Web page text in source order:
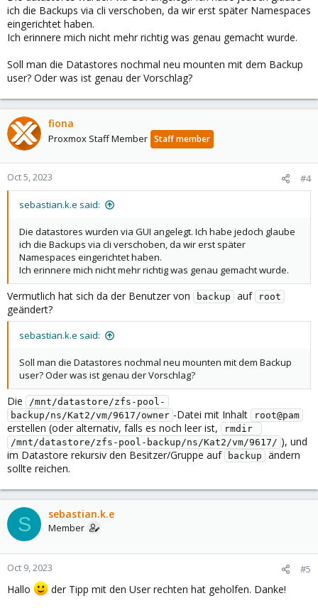
ich die Backups via cli verschoben, da wir erst später Namespaces
eingerichtet haben.
Ich erinnere mich nicht mehr richtig was genau gemacht wurde.
Soll man die Datastores nochmal neu mounten mit dem Backup
user? Oder was ist genau der Vorschlag?
fiona
Proxmox Staff Member Staff member
Oct 5, 2023 #4
sebastian.k.e said:
Die datastores wurden via GUI angelegt. Ich habe jedoch glaube
ich die Backups via cli verschoben, da wir erst später
Namespaces eingerichtet haben.
Ich erinnere mich nicht mehr richtig was genau gemacht wurde.
Vermutlich hat sich da der Benutzer von backup auf root
geändert?
sebastian.k.e said:
Soll man die Datastores nochmal neu mounten mit dem Backup
user? Oder was ist genau der Vorschlag?
Die
/mnt/datastore/zfs-pool-
backup/ns/Kat2/vm/9617/owner -Datei mit Inhalt root@pam
erstellen (oder alternativ, falls es noch leer ist,
rmdir
/mnt/datastore/zfs-pool-backup/ns/Kat2/vm/9617/ ), und
im Datastore rekursiv den Besitzer/Gruppe auf
backup
ändern
sollte reichen.
S sebastian.k.e
Member
Oct 9, 2023 #5
Hallo
der Tipp mit den User rechten hat geholfen. Danke!